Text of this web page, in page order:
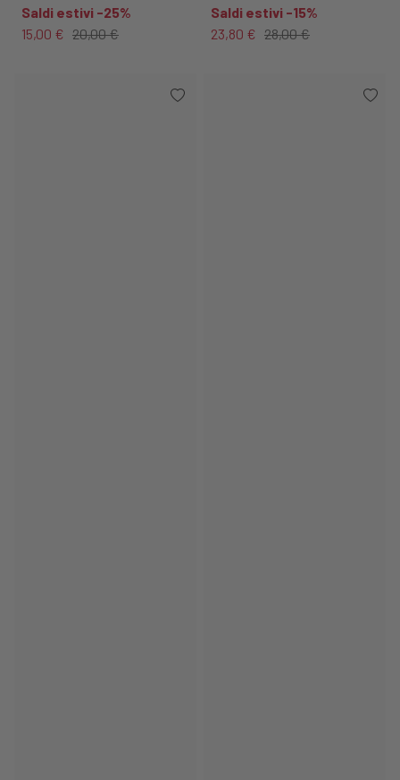
Saldi estivi -25%
15,00 € 20,00 €
Saldi estivi -15%
23,80 € 28,00 €